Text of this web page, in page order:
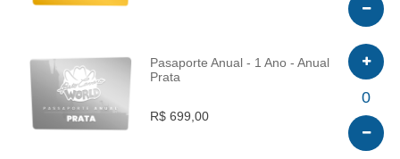
INFO
Pasaporte Anual - 1 Ano - Anual
Prata
R$ 699,00
0